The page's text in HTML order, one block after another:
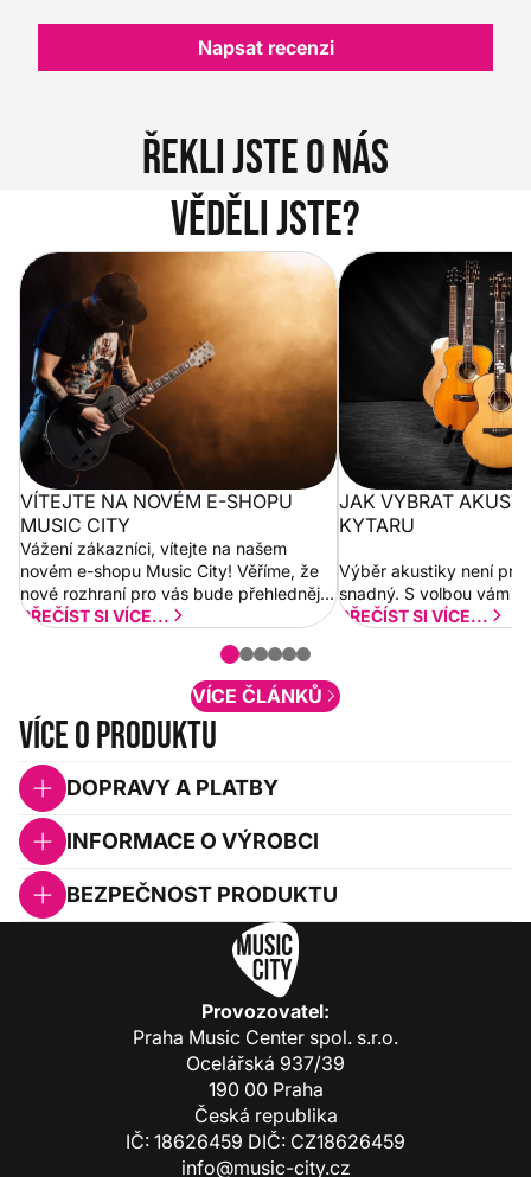
Napsat recenzi
Řekli jste o nás
Věděli jste?
Vítejte na novém e-shopu Music
City
VÍTEJTE NA NOVÉM E-SHOPU
MUSIC CITY
Vážení zákazníci, vítejte na našem
novém e-shopu Music City! Věříme, že
nové rozhraní pro vás bude přehlednější
a rychlejší. Postupně budeme přidávat
PŘEČÍST SI VÍCE...
Jak vybrat
JAK VYBRAT
KYTARU
Výběr akustiky není pro
snadný. S volbou vám
PŘEČÍST SI VÍCE...
VÍCE ČLÁNKŮ
Více o produktu
DOPRAVY A PLATBY
INFORMACE O VÝROBCI
BEZPEČNOST PRODUKTU
Provozovatel:
Praha Music Center spol. s.r.o.
Ocelářská 937/39
190 00 Praha
Česká republika
IČ: 18626459 DIČ: CZ18626459
info@music-city.cz